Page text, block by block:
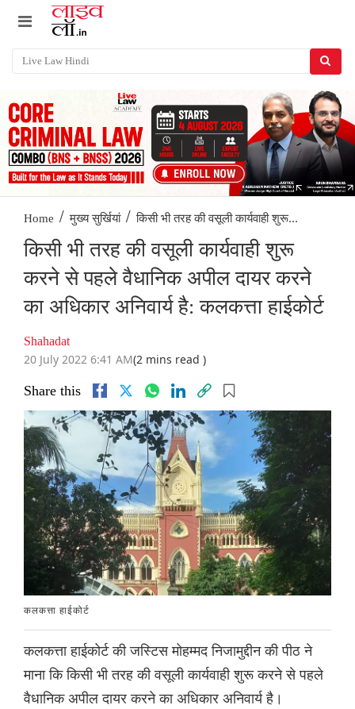
Home / मुख्य सुर्खियां / किसी भी तरह की वसूली कार्यवाही शुरू...
किसी भी तरह की वसूली कार्यवाही शुरू
करने से पहले वैधानिक अपील दायर करने
का अधिकार अनिवार्य है: कलकत्ता हाईकोर्ट
Shahadat
20 July 2022 6:41 AM(2 mins read )
Share this
कलकत्ता हाईकोर्ट
कलकत्ता हाईकोर्ट की जस्टिस मोहम्मद निजामुद्दीन की पीठ ने
माना कि किसी भी तरह की वसूली कार्यवाही शुरू करने से पहले
वैधानिक अपील दायर करने का अधिकार अनिवार्य है।